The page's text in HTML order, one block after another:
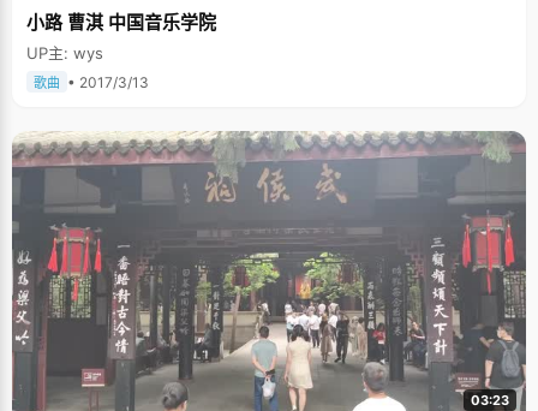
小路 曹淇 中国音乐学院
UP主: wys
歌曲 • 2017/3/13
03:23